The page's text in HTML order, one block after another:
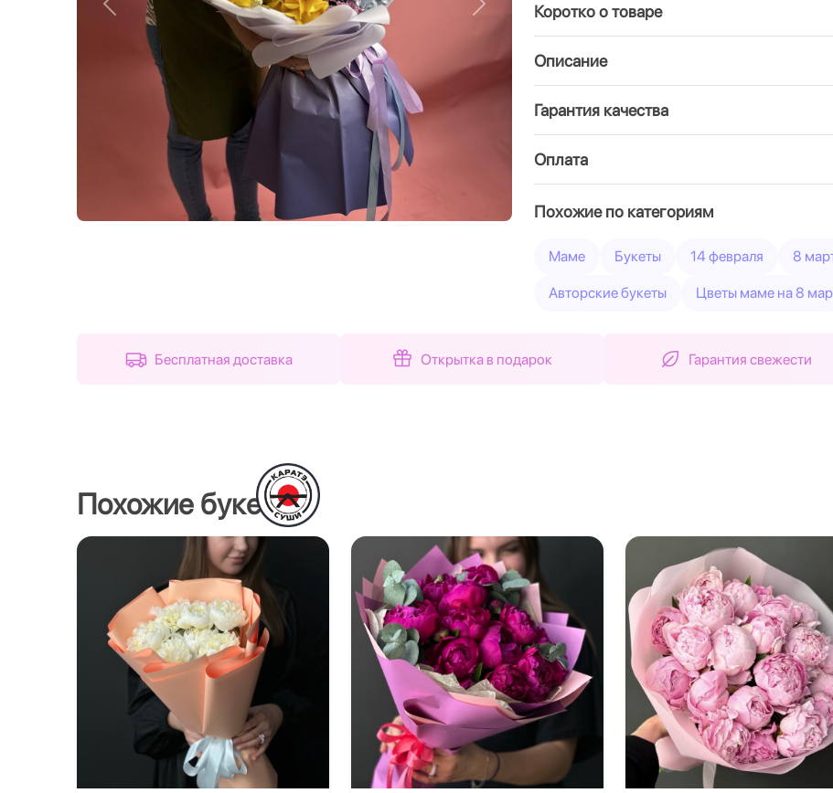
Назад Вперед Коротко о товаре
Описание
Гарантия качества
Оплата
Похожие по категориям
Маме Букеты 14 февраля 8
Авторские букеты Цветы маме на 8
Бесплатная доставка Открытка в подарок Гарантия свежести
Похожие букеты